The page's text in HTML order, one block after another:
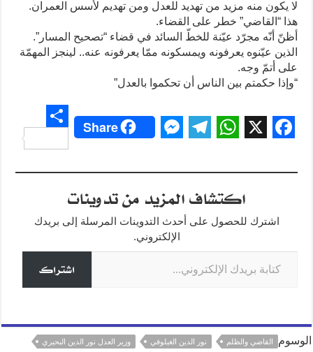
لا يكون منه مزيد من تهديد للعدل ومن تهديم لأسس العمران.
هذا “القاضي” خطر على القضاء.
أظنّ أنّه مجرّد عيّنة للخطّ السائد في قضاء “تصحيح المسار”.
الذين عيّنوه يعرفونه ويمسكونه ممّا يعرفونه عنه.. لينجز المهمّة
على أتمّ وجه.
“وإذا حكمتم بين الناس أن تحكموا بالعدل”
a
h
a
t
A
e
l
e
r
a
e
s
s
e
r
Share
r
e
اكتشاف المزيد من تدوينات
اشترك للحصول على أحدث التدوينات المرسلة إلى بريدك
الإلكتروني.
كتابة بريدك الإلكتروني...
اشتراك
الوسوم القاضي والظلم نور الدين الغيلوفي وزير العدل نور الدين البحيري